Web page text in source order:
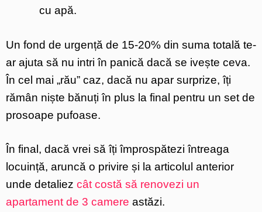
cu apă.
Un fond de urgență de 15-20% din suma totală te-
ar ajuta să nu intri în panică dacă se ivește ceva.
În cel mai „rău” caz, dacă nu apar surprize, îți
rămân niște bănuți în plus la final pentru un set de
prosoape pufoase.
În final, dacă vrei să îți împrospătezi întreaga
locuință, aruncă o privire și la articolul anterior
unde detaliez cât costă să renovezi un
apartament de 3 camere astăzi.